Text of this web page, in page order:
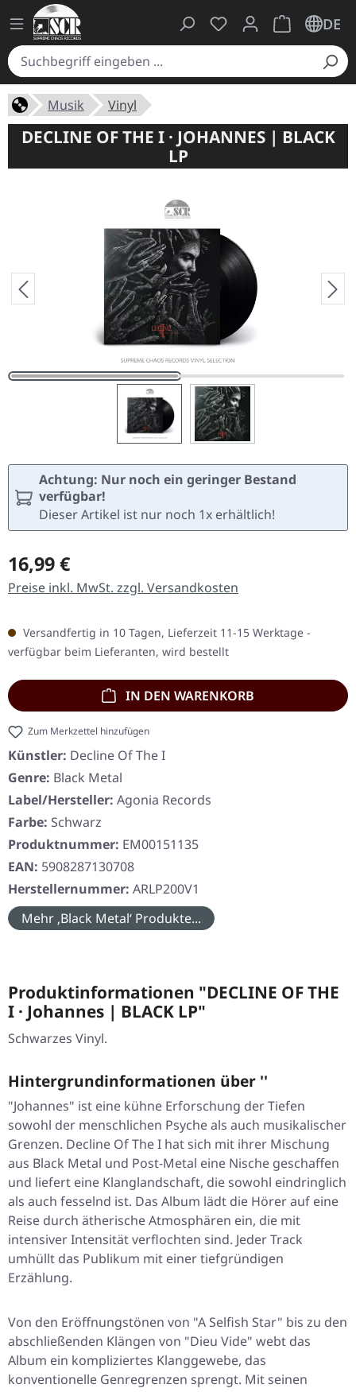
Du hast 0 Produkte
Warenkorb
DE
Musik Vinyl
DECLINE OF THE I · JOHANNES | BLACK
LP
Achtung: Nur noch ein geringer Bestand
verfügbar!
Dieser Artikel ist nur noch 1x erhältlich!
Regulärer Preis:
16,99 €
Preise inkl. MwSt. zzgl. Versandkosten
Versandfertig in 10 Tagen, Lieferzeit 11-15 Werktage -
verfügbar beim Lieferanten, wird bestellt
IN DEN WARENKORB
Zum Merkzettel hinzufügen
Künstler: Decline Of The I
Genre: Black Metal
Label/Hersteller: Agonia Records
Farbe: Schwarz
Produktnummer: EM00151135
EAN: 5908287130708
Herstellernummer: ARLP200V1
Mehr ‚Black Metal‘ Produkte...
Produktinformationen "DECLINE OF THE
I · Johannes | BLACK LP"
Schwarzes Vinyl.
Hintergrundinformationen über ''
"Johannes" ist eine kühne Erforschung der Tiefen
sowohl der menschlichen Psyche als auch musikalischer
Grenzen. Decline Of The I hat sich mit ihrer Mischung
aus Black Metal und Post-Metal eine Nische geschaffen
und liefert eine Klanglandschaft, die sowohl eindringlich
als auch fesselnd ist. Das Album lädt die Hörer auf eine
Reise durch ätherische Atmosphären ein, die mit
intensiver Intensität verflochten sind. Jeder Track
umhüllt das Publikum mit einer tiefgründigen
Erzählung.
Von den Eröffnungstönen von "A Selfish Star" bis zu den
abschließenden Klängen von "Dieu Vide" webt das
Album ein kompliziertes Klanggewebe, das
konventionelle Genregrenzen sprengt. Mit seinen